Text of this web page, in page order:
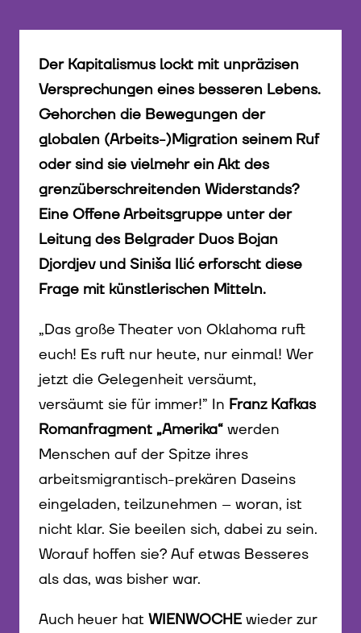
Der Kapitalismus lockt mit unpräzisen
Versprechungen eines besseren Lebens.
Gehorchen die Bewegungen der
globalen (Arbeits-)Migration seinem Ruf
oder sind sie vielmehr ein Akt des
grenzüberschreitenden Widerstands?
Eine Offene Arbeitsgruppe unter der
Leitung des Belgrader Duos Bojan
Djordjev und Siniša Ilić erforscht diese
Frage mit künstlerischen Mitteln.
„Das große Theater von Oklahoma ruft
euch! Es ruft nur heute, nur einmal! Wer
jetzt die Gelegenheit versäumt,
versäumt sie für immer!” In Franz Kafkas
Romanfragment „Amerika“ werden
Menschen auf der Spitze ihres
arbeitsmigrantisch-prekären Daseins
eingeladen, teilzunehmen – woran, ist
nicht klar. Sie beeilen sich, dabei zu sein.
Worauf hoffen sie? Auf etwas Besseres
als das, was bisher war.
Auch heuer hat WIENWOCHE wieder zur